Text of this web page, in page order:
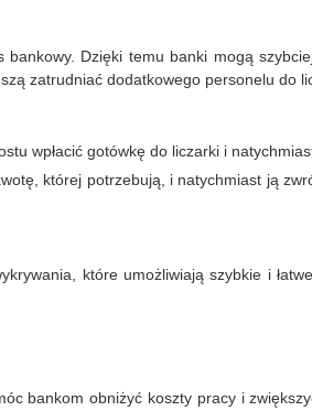
Dzięki temu banki mogą
zatrudniać dodatkowego personelu do
wpłacić gotówkę do liczarki i
której potrzebują, i natychmiast ją
które umożliwiają szybkie i
bankom obniżyć koszty pracy i